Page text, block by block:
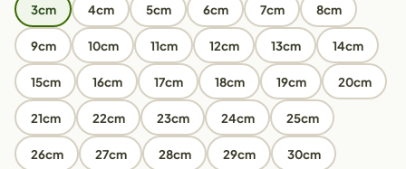
3cm 4cm 5cm 6cm 7cm 8cm
9cm 10cm 11cm 12cm 13cm 14cm
15cm 16cm 17cm 18cm 19cm 20cm
21cm 22cm 23cm 24cm 25cm
26cm 27cm 28cm 29cm 30cm